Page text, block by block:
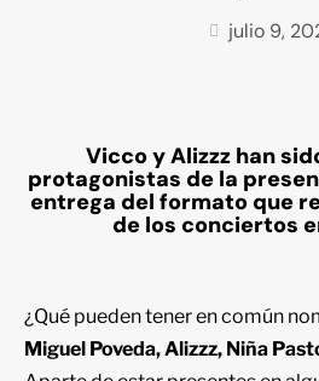
julio 9,
Vicco y Alizzz han
protagonistas de la
entrega del formato que
de los conciertos
¿Qué pueden tener en común
Miguel Poveda, Alizzz, Niña